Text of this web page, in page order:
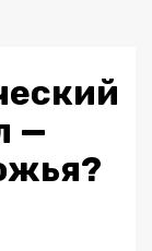
—